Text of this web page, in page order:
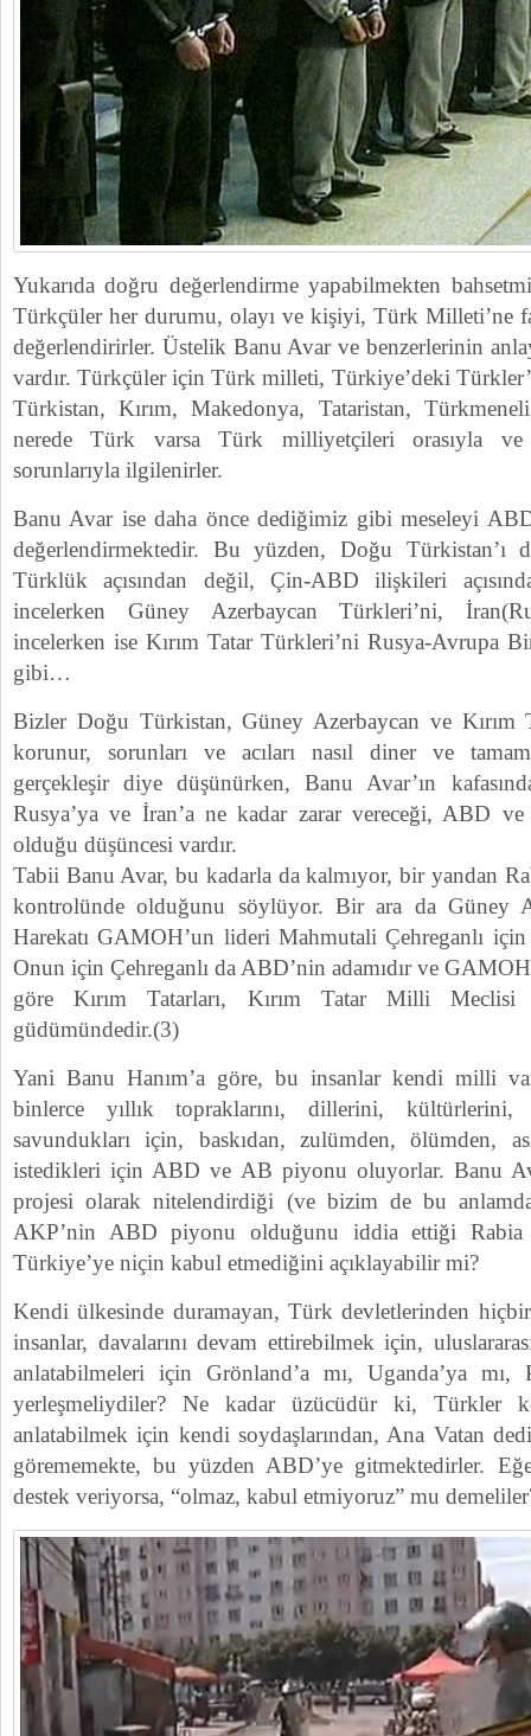
Yukarıda doğru değerlendirme yapabilmekten
Türkçüler her durumu, olayı ve kişiyi, Türk Milleti’ne
değerlendirirler. Üstelik Banu Avar ve benzerlerinin
vardır. Türkçüler için Türk milleti, Türkiye’deki
Türkistan, Kırım, Makedonya, Tataristan,
nerede Türk varsa Türk milliyetçileri orasıyla
sorunlarıyla ilgilenirler.
Banu Avar ise daha önce dediğimiz gibi meseleyi
değerlendirmektedir. Bu yüzden, Doğu Türkistan’ı
Türklük açısından değil, Çin-ABD ilişkileri
incelerken Güney Azerbaycan Türkleri’ni,
incelerken ise Kırım Tatar Türkleri’ni Rusya-Avrupa
gibi…
Bizler Doğu Türkistan, Güney Azerbaycan ve Kırım
korunur, sorunları ve acıları nasıl diner ve
gerçekleşir diye düşünürken, Banu Avar’ın
Rusya’ya ve İran’a ne kadar zarar vereceği, ABD
olduğu düşüncesi vardır.
Tabii Banu Avar, bu kadarla da kalmıyor, bir yandan
kontrolünde olduğunu söylüyor. Bir ara da Güney
Harekatı GAMOH’un lideri Mahmutali Çehreganlı
Onun için Çehreganlı da ABD’nin adamıdır ve
göre Kırım Tatarları, Kırım Tatar Milli
güdümündedir.(3)
Yani Banu Hanım’a göre, bu insanlar kendi milli
binlerce yıllık topraklarını, dillerini,
savundukları için, baskıdan, zulümden, ölümden,
istedikleri için ABD ve AB piyonu oluyorlar. Banu
projesi olarak nitelendirdiği (ve bizim de bu
AKP’nin ABD piyonu olduğunu iddia ettiği Rabia
Türkiye’ye niçin kabul etmediğini açıklayabilir mi?
Kendi ülkesinde duramayan, Türk devletlerinden
insanlar, davalarını devam ettirebilmek için,
anlatabilmeleri için Grönland’a mı, Uganda’ya
yerleşmeliydiler? Ne kadar üzücüdür ki, Türkler
anlatabilmek için kendi soydaşlarından, Ana Vatan
görememekte, bu yüzden ABD’ye gitmektedirler.
destek veriyorsa, “olmaz, kabul etmiyoruz” mu